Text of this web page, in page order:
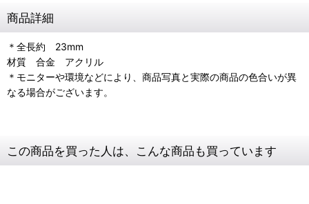
商品詳細
＊全長約 23mm
材質 合金 アクリル
＊モニターや環境などにより、商品写真と実際の商品の色合いが異
なる場合がございます。
この商品を買った人は、こんな商品も買っています